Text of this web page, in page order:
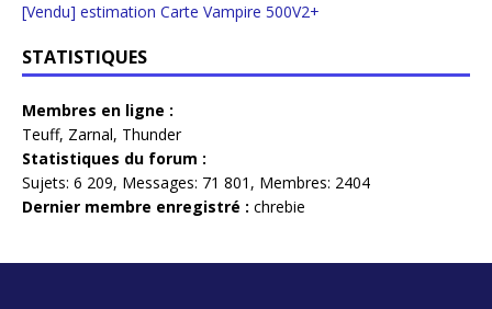
[Vendu] estimation Carte Vampire 500V2+
STATISTIQUES
Membres en ligne :
Teuff, Zarnal, Thunder
Statistiques du forum :
Sujets: 6 209, Messages: 71 801, Membres: 2404
Dernier membre enregistré : chrebie